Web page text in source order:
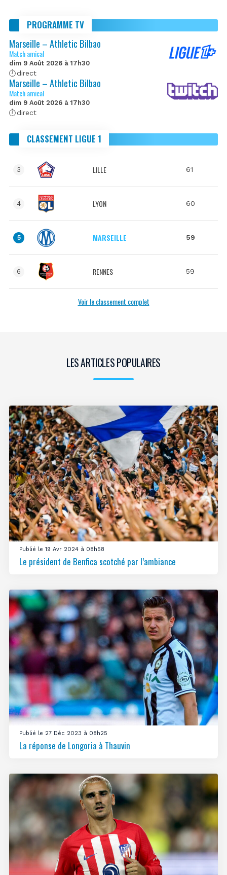
PROGRAMME TV
Marseille – Athletic Bilbao
Match amical
dim 9 Août 2026 à 17h30
direct
Marseille – Athletic Bilbao
Match amical
dim 9 Août 2026 à 17h30
direct
CLASSEMENT LIGUE 1
3 LILLE 61
4 LYON 60
5 MARSEILLE 59
6 RENNES 59
Voir le classement complet
LES ARTICLES POPULAIRES
Publié le 19 Avr 2024 à 08h58
Le président de Benfica scotché par l’ambiance
Publié le 27 Déc 2023 à 08h25
La réponse de Longoria à Thauvin